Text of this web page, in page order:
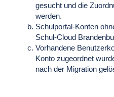
gesucht und die
werden.
Schulportal-Konten
Schul-Cloud
Vorhandene
Konto zugeordnet
nach der Migration